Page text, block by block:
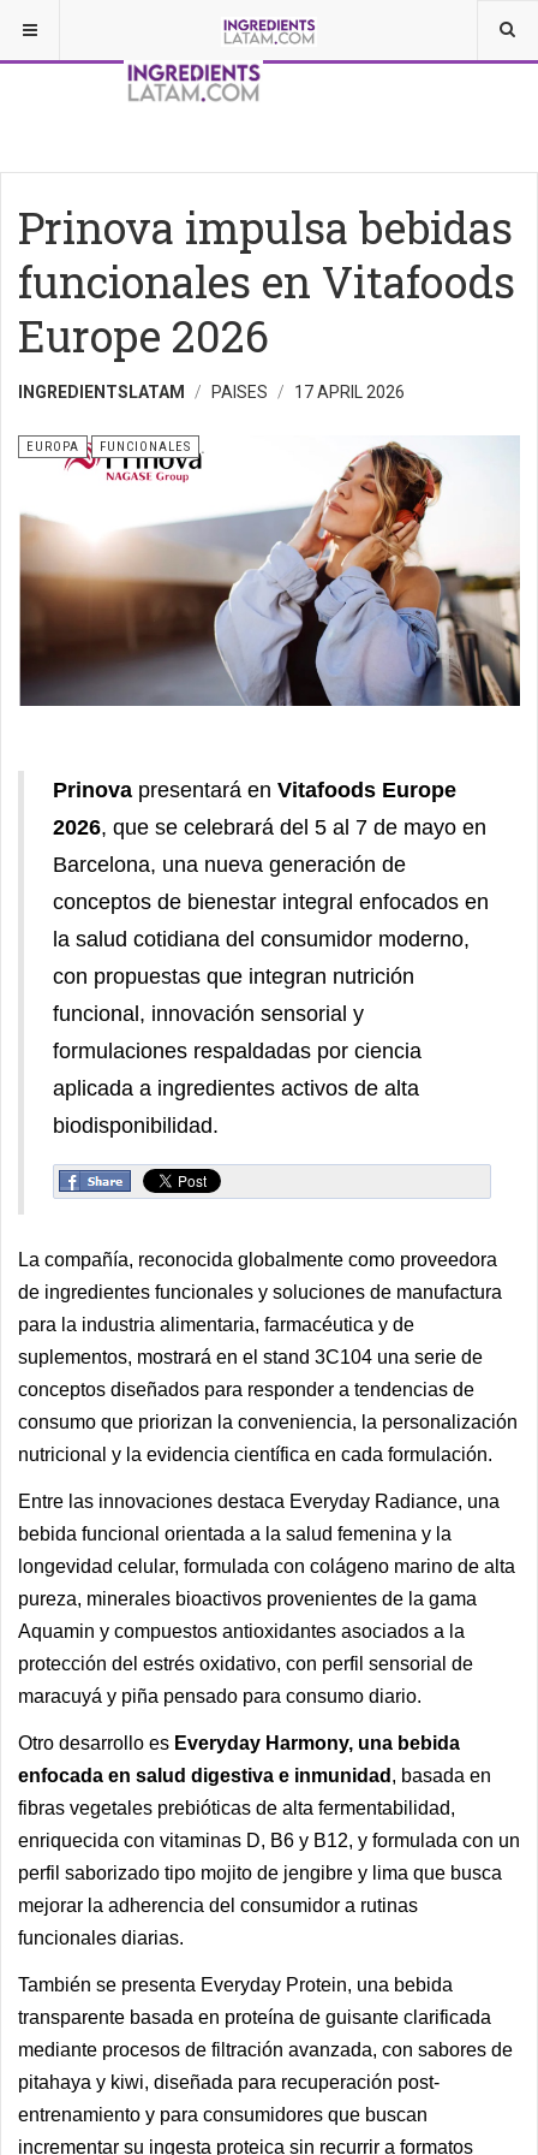
Prinova impulsa bebidas
funcionales en Vitafoods
Europe 2026
INGREDIENTSLATAM PAISES 17 APRIL 2026
EUROPA FUNCIONALES
Prinova presentará en Vitafoods Europe
2026, que se celebrará del 5 al 7 de mayo en
Barcelona, una nueva generación de
conceptos de bienestar integral enfocados en
la salud cotidiana del consumidor moderno,
con propuestas que integran nutrición
funcional, innovación sensorial y
formulaciones respaldadas por ciencia
aplicada a ingredientes activos de alta
biodisponibilidad.
La compañía, reconocida globalmente como proveedora
de ingredientes funcionales y soluciones de manufactura
para la industria alimentaria, farmacéutica y de
suplementos, mostrará en el stand 3C104 una serie de
conceptos diseñados para responder a tendencias de
consumo que priorizan la conveniencia, la personalización
nutricional y la evidencia científica en cada formulación.
Entre las innovaciones destaca Everyday Radiance, una
bebida funcional orientada a la salud femenina y la
longevidad celular, formulada con colágeno marino de alta
pureza, minerales bioactivos provenientes de la gama
Aquamin y compuestos antioxidantes asociados a la
protección del estrés oxidativo, con perfil sensorial de
maracuyá y piña pensado para consumo diario.
Otro desarrollo es Everyday Harmony, una bebida
enfocada en salud digestiva e inmunidad , basada en
fibras vegetales prebióticas de alta fermentabilidad,
enriquecida con vitaminas D, B6 y B12, y formulada con un
perfil saborizado tipo mojito de jengibre y lima que busca
mejorar la adherencia del consumidor a rutinas
funcionales diarias.
También se presenta Everyday Protein, una bebida
transparente basada en proteína de guisante clarificada
mediante procesos de filtración avanzada, con sabores de
pitahaya y kiwi, diseñada para recuperación post-
entrenamiento y para consumidores que buscan
incrementar su ingesta proteica sin recurrir a formatos